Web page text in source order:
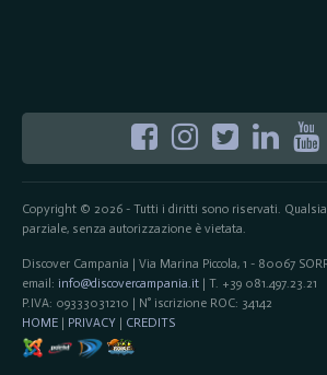
Copyright © 2026 - Tutti i diritti sono riservati.
parziale, senza autorizzazione è vietata.
Discover Campania | Via Marina Piccola, 1 - 80067
email: info@discovercampania.it| T. +39 081.497.23.21
P.IVA: 09333031210 | N° iscrizione ROC: 34142
HOME| PRIVACY | CREDITS